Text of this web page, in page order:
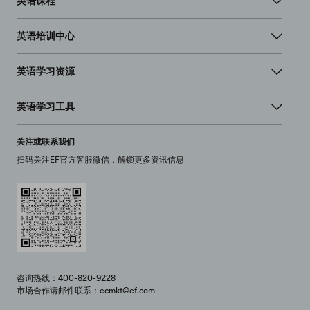
英语培训中心
英语学习资源
英语学习工具
关注或联系我们
扫码关注EF官方客服微信，解锁更多资讯信息
咨询热线：400-820-9228
市场合作请邮件联系：ecmkt@ef.com